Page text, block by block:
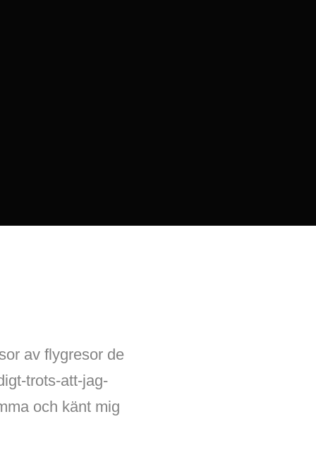
av flygresor de
trots-att-jag-
och känt mig